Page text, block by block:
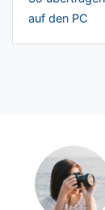
auf den PC